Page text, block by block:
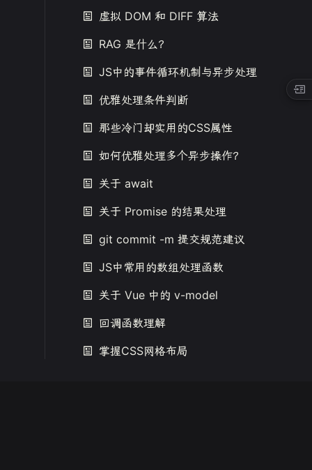
虚拟 DOM 和 DIFF 算法
RAG 是什么？
JS中的事件循环机制与异步处理
优雅处理条件判断
那些冷门却实用的CSS属性
如何优雅处理多个异步操作？
关于 await
关于 Promise 的结果处理
git commit -m 提交规范建议
JS中常用的数组处理函数
关于 Vue 中的 v-model
回调函数理解
掌握CSS网格布局